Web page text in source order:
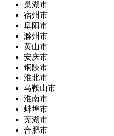
巢湖市
宿州市
阜阳市
滁州市
黄山市
安庆市
铜陵市
淮北市
马鞍山市
淮南市
蚌埠市
芜湖市
合肥市